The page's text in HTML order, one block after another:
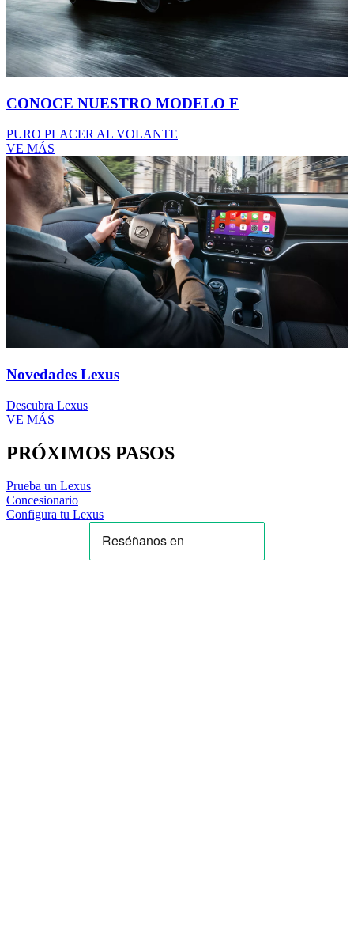
CONOCE NUESTRO MODELO F
PURO PLACER AL VOLANTE
VE MÁS
Novedades Lexus
Descubra Lexus
VE MÁS
PRÓXIMOS PASOS
Prueba un Lexus
Concesionario
Configura tu Lexus